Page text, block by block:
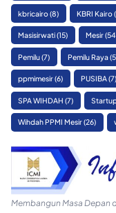
kbricairo(8) KBRI Kairo
Masisirwati(15) Mesir
Pemilu(7) Pemilu Raya
ppmimesir(6) PUSIBA(7)
SPA WIHDAH (7)
Wihdah PPMI Mesir(26)
Membangun Masa Depan